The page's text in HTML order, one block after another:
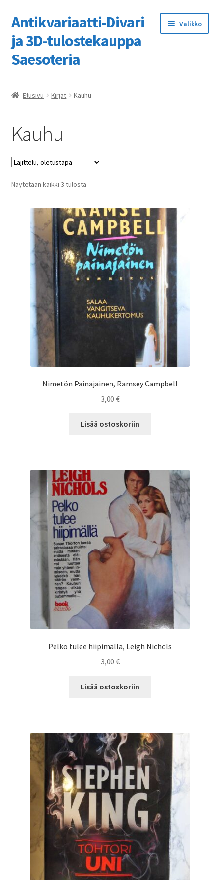
Siirry
navigointiin
Siirry
sisältöön
Antikvariaatti-Divari
ja 3D-tulostekauppa
Saesoteria
Valikko
Kassa
Kaupan ohje
Kauppa
Ostoskori
Saesoteria AI -Tekoälypalvelu
Tilauksen peruutus
Toimitusehdot
Yhteystiedot
Etusivu Kirjat Kauhu
Kauhu
Näytetään kaikki 3 tulosta
Nimetön Painajainen, Ramsey Campbell
3,00 €
Lisää ostoskoriin
Pelko tulee hiipimällä, Leigh Nichols
3,00 €
Lisää ostoskoriin